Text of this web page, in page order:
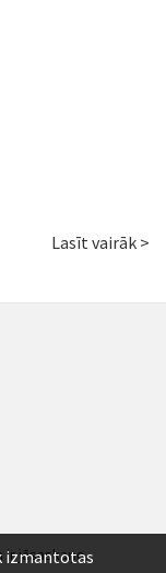
Lasīt vairāk >
ir jāsaskaņo.
izmantotas